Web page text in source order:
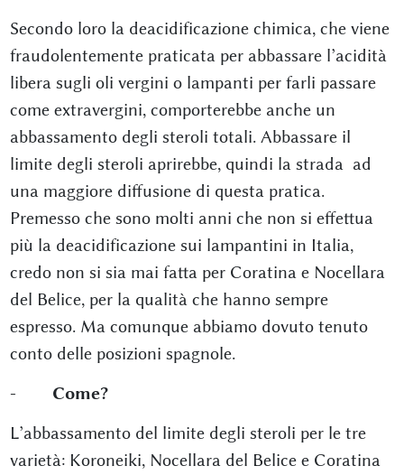
Secondo loro la deacidificazione chimica, che viene
fraudolentemente praticata per abbassare l’acidità
libera sugli oli vergini o lampanti per farli passare
come extravergini, comporterebbe anche un
abbassamento degli steroli totali. Abbassare il
limite degli steroli aprirebbe, quindi la strada ad
una maggiore diffusione di questa pratica.
Premesso che sono molti anni che non si effettua
più la deacidificazione sui lampantini in Italia,
credo non si sia mai fatta per Coratina e Nocellara
del Belice, per la qualità che hanno sempre
espresso. Ma comunque abbiamo dovuto tenuto
conto delle posizioni spagnole.
- Come?
L’abbassamento del limite degli steroli per le tre
varietà: Koroneiki, Nocellara del Belice e Coratina